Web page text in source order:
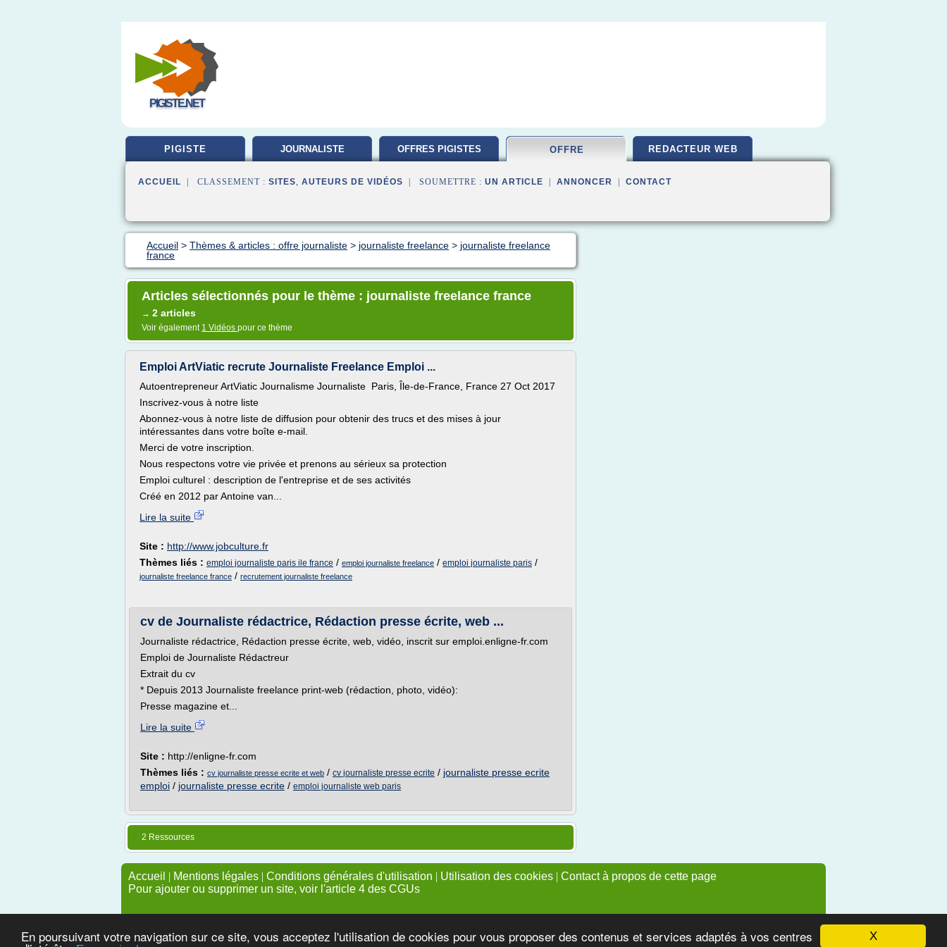
X
En poursuivant votre navigation sur ce site, vous acceptez l'utilisation de cookies pour vous proposer des contenus et services adaptés à vos centres
PIGISTE.NET
PIGISTE JOURNALISTE OFFRES PIGISTES OFFRE REDACTEUR WEB
ACCUEIL | CLASSEMENT : SITES, AUTEURS DE VIDÉOS | SOUMETTRE : UN ARTICLE ANNONCER CONTACT
Accueil > Thèmes & articles : offre journaliste > journaliste freelance > journaliste freelance
france
Articles sélectionnés pour le thème : journaliste freelance france
→ 2 articles
Voir également 1 Vidéos pour ce thème
Emploi ArtViatic recrute Journaliste Freelance Emploi ...
Autoentrepreneur ArtViatic Journalisme Journaliste Paris, Île-de-France, France 27 Oct 2017
Inscrivez-vous à notre liste
Abonnez-vous à notre liste de diffusion pour obtenir des trucs et des mises à jour
intéressantes dans votre boîte e-mail.
Merci de votre inscription.
Nous respectons votre vie privée et prenons au sérieux sa protection
Emploi culturel : description de l'entreprise et de ses activités
Créé en 2012 par Antoine van...
Lire la suite
Site : http://www.jobculture.fr
Thèmes liés : emploi journaliste paris ile france / emploi journaliste freelance / emploi journaliste paris /
journaliste freelance france / recrutement journaliste freelance
cv de Journaliste rédactrice, Rédaction presse écrite, web ...
Journaliste rédactrice, Rédaction presse écrite, web, vidéo, inscrit sur emploi.enligne-fr.com
Emploi de Journaliste Rédactreur
Extrait du cv
* Depuis 2013 Journaliste freelance print-web (rédaction, photo, vidéo):
Presse magazine et...
Lire la suite
Site : http://enligne-fr.com
Thèmes liés : cv journaliste presse ecrite et web / cv journaliste presse ecrite / journaliste presse ecrite
emploi / journaliste presse ecrite / emploi journaliste web paris
2 Ressources
Accueil | Mentions légales | Conditions générales d'utilisation | Utilisation des cookies | Contact à propos de cette page
Pour ajouter ou supprimer un site, voir l'article 4 des CGUs